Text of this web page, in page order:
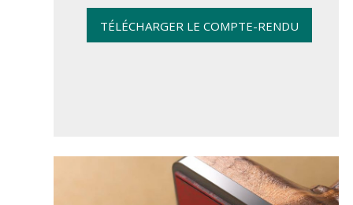
TÉLÉCHARGER LE COMPTE-RENDU